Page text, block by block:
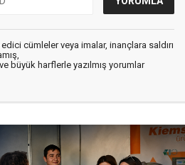
cümleler veya imalar, inançlara saldırı
büyük harflerle yazılmış yorumlar